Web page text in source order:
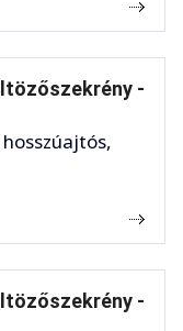
-
-